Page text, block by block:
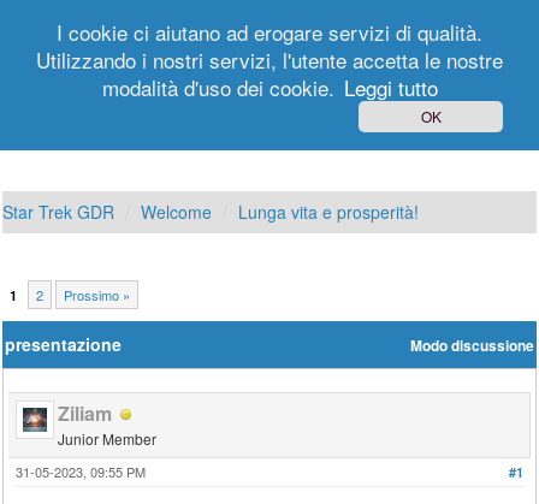
Registrati
Star Trek GDR Welcome Lunga vita e prosperità!
1 2 Prossimo »
Modo discussione
presentazione
Ziliam
Junior Member
#1
31-05-2023, 09:55 PM
I cookie ci aiutano ad erogare servizi di qualità.
Utilizzando i nostri servizi, l'utente accetta le nostre
modalità d'uso dei cookie. Leggi tutto
OK